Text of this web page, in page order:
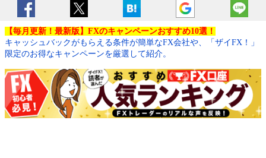
【毎月更新！最新版】FXのキャンペーンおすすめ10選！
キャッシュバックがもらえる条件が簡単なFX会社や、「ザイFX！」
限定のお得なキャンペーンを厳選して紹介。